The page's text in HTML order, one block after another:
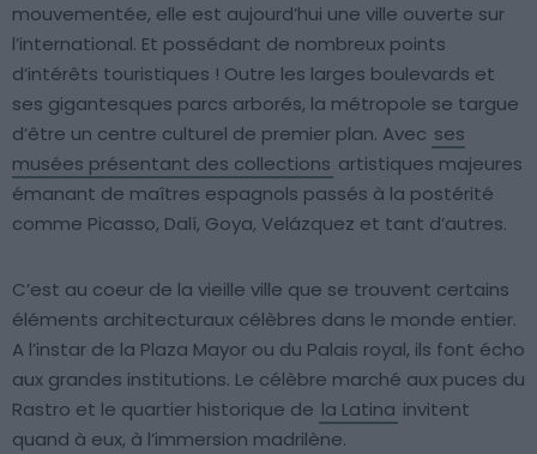
mouvementée, elle est aujourd’hui une ville ouverte sur
l’international. Et possédant de nombreux points
d’intérêts touristiques ! Outre les larges boulevards et
ses gigantesques parcs arborés, la métropole se targue
d’être un centre culturel de premier plan. Avec ses
musées présentant des collections artistiques majeures
émanant de maîtres espagnols passés à la postérité
comme Picasso, Dalí, Goya, Velázquez et tant d’autres.
C’est au coeur de la vieille ville que se trouvent certains
éléments architecturaux célèbres dans le monde entier.
A l’instar de la Plaza Mayor ou du Palais royal, ils font écho
aux grandes institutions. Le célèbre marché aux puces du
Rastro et le quartier historique de la Latina invitent
quand à eux, à l’immersion madrilène.